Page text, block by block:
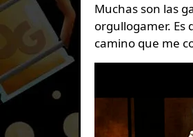
Muchas son las
orgullogamer. Es
camino que me